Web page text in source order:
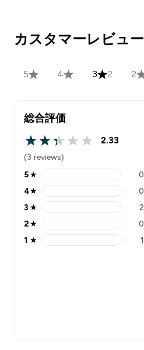
カスタマーレビュー
5 4 3 2 2
総合評価
2.33 out of 5 stars
2.33
(3 reviews)
5 stars rating 0 reviews
5★ 0
4 stars rating 0 reviews
4★ 0
3 stars rating 2 reviews
3 ★ 2
2 stars rating 0 reviews
2★ 0
1 stars rating 1 reviews
1 ★ 1